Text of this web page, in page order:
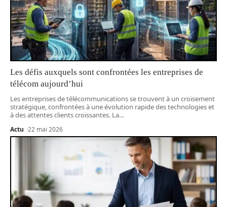
Les défis auxquels sont confrontées les entreprises de
télécom aujourd’hui
Les entreprises de télécommunications se trouvent à un croisement
stratégique, confrontées à une évolution rapide des technologies et
à des attentes clients croissantes. La…
Actu 22 mai 2026